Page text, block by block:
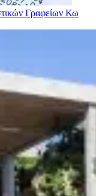
Γραφείων Κω